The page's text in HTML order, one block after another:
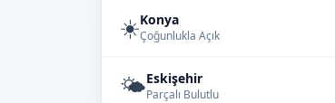
☀️Konya
Çoğunlukla Açık
🌤️Eskişehir
Parçalı Bulutlu